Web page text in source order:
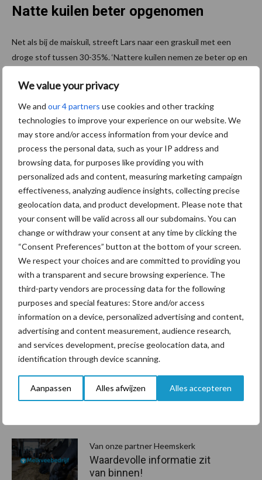
We value your privacy
We and our 4 partners use cookies and other tracking
technologies to improve your experience on our website. We
may store and/or access information from your device and
process the personal data, such as your IP address and
browsing data, for purposes like providing you with
personalized ads and content, measuring marketing campaign
effectiveness, analyzing audience insights, collecting precise
geolocation data, and product development. Please note that
your consent will be valid across all our subdomains. You can
change or withdraw your consent at any time by clicking the
“Consent Preferences” button at the bottom of your screen.
We respect your choices and are committed to providing you
with a transparent and secure browsing experience. The
third-party vendors are processing data for the following
purposes and special features: Store and/or access
information on a device, personalized advertising and content,
advertising and content measurement, audience research,
and services development, precise geolocation data, and
identification through device scanning.
Aanpassen Alles afwijzen Alles accepteren
Natte kuilen beter opgenomen
Net als bij de maiskuil, streeft Lars naar een graskuil met een
droge stof tussen 30-35%. ‘Nattere kuilen nemen ze beter op en
ds% boven de 40 % komt, dan mis je weer opname van droge
stof’. Om te zorgen dat de conservering goed verloopt, vertrouwt
de maatschap al jaren op het inkuiltoevoegmiddel Powerstart
Instant. ‘Powerstart is met name geschikt voor wat nattere
kuilen. Het zorgt ervoor dat er veel melkzuur gevormd wordt, wat
melk drijvend en de smakelijkheid ten goede komt. Bacteriën in
een inkuiltoevoegmiddel hebben vocht nodig zodat deze hun
werk kunnen doen, legt rundveespecialist George Luijten het
belang van niet te droog inkuilen uit. ‘We proberen de eerste
snede binnen ongeveer een dag in de kuil te hebben, de
daaropvolgende grassnede schudden we niet. Het gras wordt
dichtheid verhogen. En ’s ochtends inkuilen. De temperatuur
waarmee het gras ingekuild wordt, zo komt het er ook uit. Als het
er al warm ingaat dan krijg je de temperatuur niet naar beneden’,
vertelt van Loenhout over zijn inkuilmanagement. Net als bij zijn
mais wil hij het risico op kwaliteitsverlies zoveel mogelijk
beperken en wordt bij ieder kuil Powerstart ingezet voor de
conservering.
Bron: Heemskerk
Van onze partner Heemskerk
Waardevolle informatie zit
van binnen!